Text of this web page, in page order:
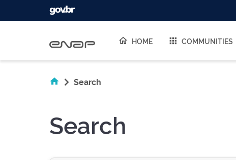
HOME COMMUNITIES
Search
Search